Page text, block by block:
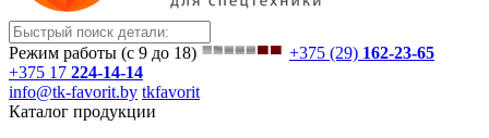
Режим работы (с 9 до 18) +375 (29) 162-23-65
+375 17 224-14-14
info@tk-favorit.by tkfavorit
Каталог продукции